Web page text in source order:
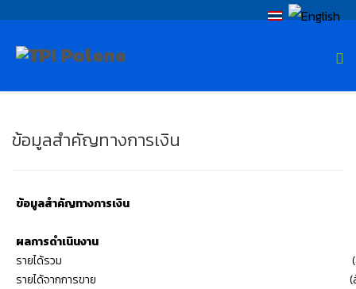
ข้อมูลสำคัญทางการเงิน
ข้อมูลสำคัญทางการเงิน
ผลการดำเนินงาน
รายได้รวม
รายได้จากการขาย
(